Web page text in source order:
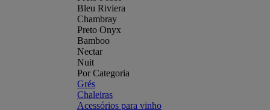
Bleu Riviera
Chambray
Preto Onyx
Bamboo
Nectar
Nuit
Por Categoria
Grés
Chaleiras
Acessórios para vinho